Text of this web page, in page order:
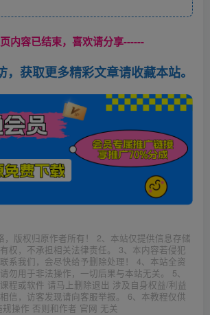
内容已结束，喜欢请分享------
，获取更多精彩文章请收藏本站。
，版权归原作者所有！ 2、本站仅提供信息存储
权，不承担相关法律责任。 3、本内容若侵犯
系我们，会尽快给予删除处理！ 4、本站全资
勿用于非法操作，一切后果与本站无关。 5、
程或软件 请马上删除退出 涉及自身权益/利益
信，访客发现请向客服举报。 6、本教程仅供
操作 否则和作者 官网 无关